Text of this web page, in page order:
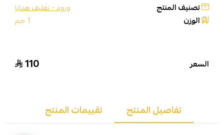
تصنيف المنتج ورود - تغليف هدايا
الوزن 1 جم
السعر 110
تفاصيل المنتج تقييمات المنتج